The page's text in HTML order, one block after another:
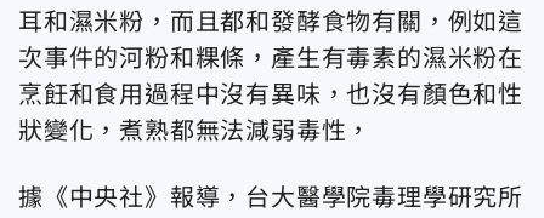
耳和濕米粉，而且都和發酵食物有關，例如這
次事件的河粉和粿條，產生有毒素的濕米粉在
烹飪和食用過程中沒有異味，也沒有顏色和性
狀變化，煮熟都無法減弱毒性，
據《中央社》報導，台大醫學院毒理學研究所